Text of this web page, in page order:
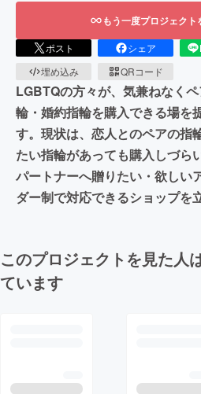
もう一度プロジェク
ポスト シェア
埋め込み
QRコード
LGBTQの方々が、気兼ねなく
輪・婚約指輪を購入できる場を
す。現状は、恋人とのペアの指
たい指輪があっても購入しづら
パートナーへ贈りたい・欲しい
ダー制で対応できるショップを
このプロジェクトを見た人
ています